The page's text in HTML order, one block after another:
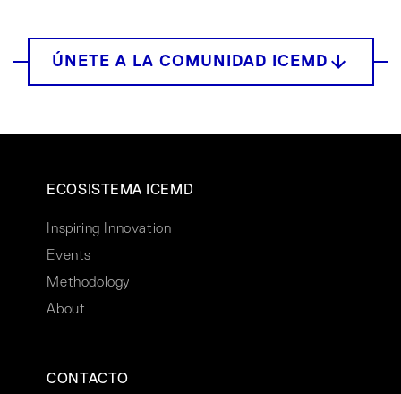
ECOSISTEMA ICEMD
Inspiring Innovation
Events
Methodology
About
CONTACTO